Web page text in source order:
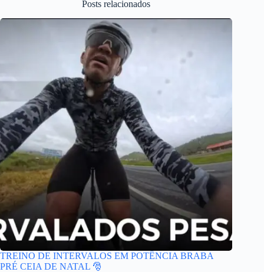
Posts relacionados
TREINO DE INTERVALOS EM POTÊNCIA BRABA
PRÉ CEIA DE NATAL 🎅